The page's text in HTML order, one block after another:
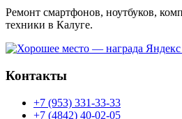
Ремонт смартфонов, ноутбуков,
техники в Калуге.
Контакты
+7 (953) 331-33-33
+7 (4842) 40-02-05